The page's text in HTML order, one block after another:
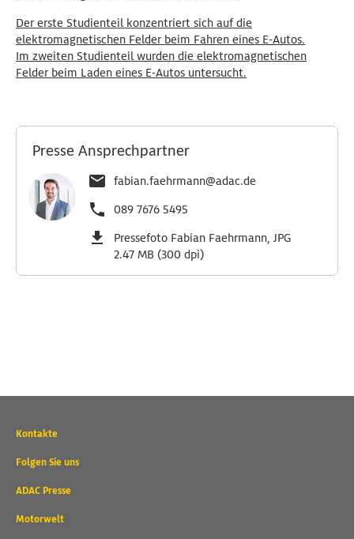
Der erste Studienteil konzentriert sich auf die
elektromagnetischen Felder beim Fahren eines E-Autos.
Im zweiten Studienteil wurden die elektromagnetischen
Felder beim Laden eines E-Autos untersucht.
Presse Ansprechpartner
fabian.faehrmann@adac.de
089 7676 5495
Pressefoto Fabian Faehrmann, JPG
2.47 MB (300 dpi)
Wichtige
und
Links
Kontakte
Folgen Sie uns
ADAC Presse
Motorwelt